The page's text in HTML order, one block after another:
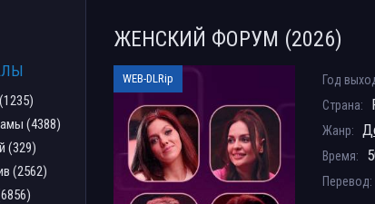
ЖЕНСКИЙ ФОРУМ (2026)
WEB-DLRip Год
Страна:
Жанр:
Время:
Перевод:
(4388)
(329)
(2562)